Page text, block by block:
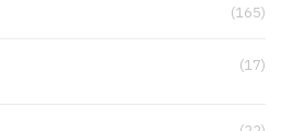
(165)
(17)